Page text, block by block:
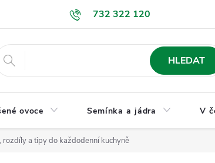
732 322 120
GDPR a ochrana osobních údajů Jak nakupovat
HLEDAT
ovoce Semínka a jádra V
rozdíly a tipy do každodenní kuchyně